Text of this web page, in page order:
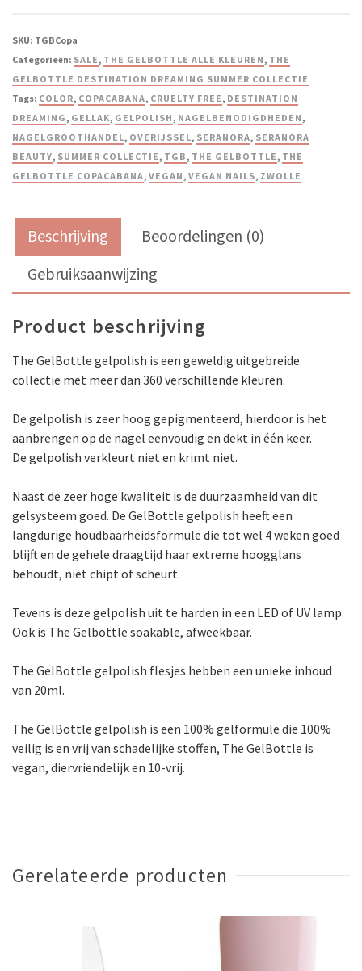
SKU: TGBCopa
Categorieën: SALE, THE GELBOTTLE ALLE KLEUREN, THE
GELBOTTLE DESTINATION DREAMING SUMMER COLLECTIE
Tags: COLOR, COPACABANA, CRUELTY FREE, DESTINATION
DREAMING, GELLAK, GELPOLISH, NAGELBENODIGDHEDEN,
NAGELGROOTHANDEL, OVERIJSSEL, SERANORA, SERANORA
BEAUTY, SUMMER COLLECTIE, TGB, THE GELBOTTLE, THE
GELBOTTLE COPACABANA, VEGAN, VEGAN NAILS, ZWOLLE
Beschrijving
Beoordelingen (0)
Gebruiksaanwijzing
Product beschrijving
The GelBottle gelpolish is een geweldig uitgebreide
collectie met meer dan 360 verschillende kleuren.
De gelpolish is zeer hoog gepigmenteerd, hierdoor is het
aanbrengen op de nagel eenvoudig en dekt in één keer.
De gelpolish verkleurt niet en krimt niet.
Naast de zeer hoge kwaliteit is de duurzaamheid van dit
gelsysteem goed. De GelBottle gelpolish heeft een
langdurige houdbaarheidsformule die tot wel 4 weken goed
blijft en de gehele draagtijd haar extreme hoogglans
behoudt, niet chipt of scheurt.
Tevens is deze gelpolish uit te harden in een LED of UV lamp.
Ook is The Gelbottle soakable, afweekbaar.
The GelBottle gelpolish flesjes hebben een unieke inhoud
van 20ml.
The GelBottle gelpolish is een 100% gelformule die 100%
veilig is en vrij van schadelijke stoffen, The GelBottle is
vegan, diervriendelijk en 10-vrij.
Gerelateerde producten